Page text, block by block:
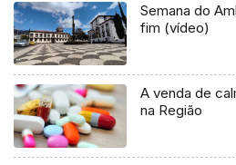
Semana do
fim (vídeo)
A venda de
na Região